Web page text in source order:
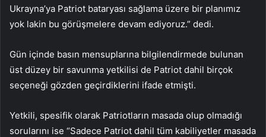
Ukrayna’ya Patriot bataryası sağlama üzere bir planımız
yok lakin bu görüşmelere devam ediyoruz.” dedi.
Gün içinde basın mensuplarına bilgilendirmede bulunan
üst düzey bir savunma yetkilisi de Patriot dahil birçok
seçeneği gözden geçirdiklerini ifade etmişti.
Yetkili, spesifik olarak Patriotların masada olup olmadığı
sorularını ise “Sadece Patriot dahil tüm kabiliyetler masada